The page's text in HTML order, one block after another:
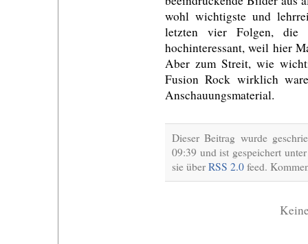
wohl wichtigste und
letzten vier Folgen, die
hochinteressant, weil hier
Aber zum Streit, wie
Fusion Rock wirklich
Anschauungsmaterial.
Dieser Beitrag wurde
09:39 und ist gespeichert
sie über RSS 2.0 feed.